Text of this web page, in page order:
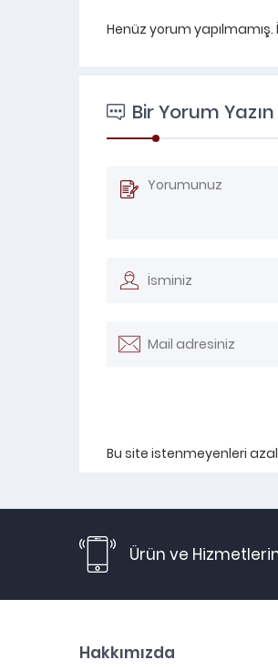
Henüz yorum
Bir Yorum Yazın
Bu site istenmeyenleri
Ürün ve
Hakkımızda